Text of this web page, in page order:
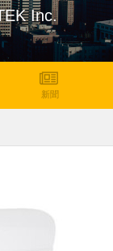
Inc.
新聞